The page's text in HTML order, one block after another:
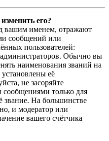
его?
вашим именем, отражают
сообщений или
пользователей:
Обычно вы
наименования званий на
её
не засоряйте
только для
звание. На большинстве
и модератор или
вашего счётчика